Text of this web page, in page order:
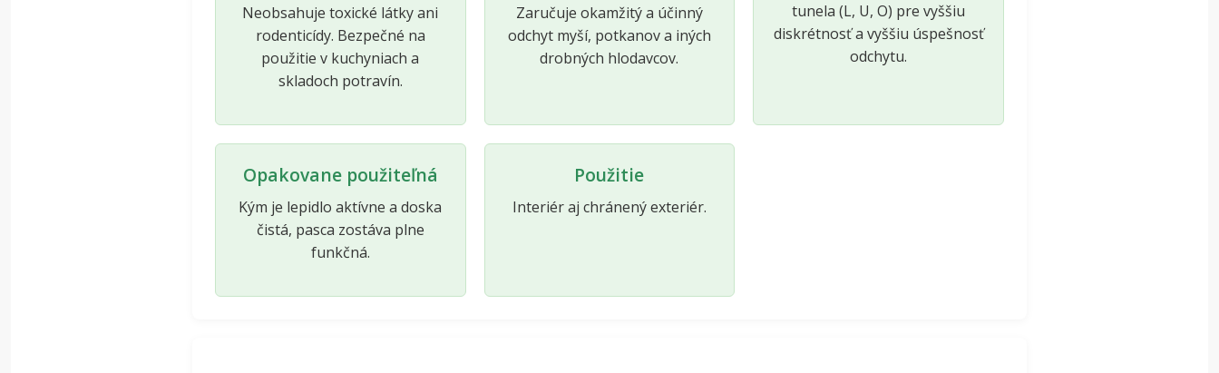
Neobsahuje toxické látky ani
rodenticídy. Bezpečné na
použitie v kuchyniach a
skladoch potravín.
Zaručuje okamžitý a účinný
odchyt myší, potkanov a iných
drobných hlodavcov.
tunela (L, U, O) pre vyššiu
diskrétnosť a vyššiu úspešnosť
odchytu.
Opakovane použiteľná
Kým je lepidlo aktívne a doska
čistá, pasca zostáva plne
funkčná.
Použitie
Interiér aj chránený exteriér.